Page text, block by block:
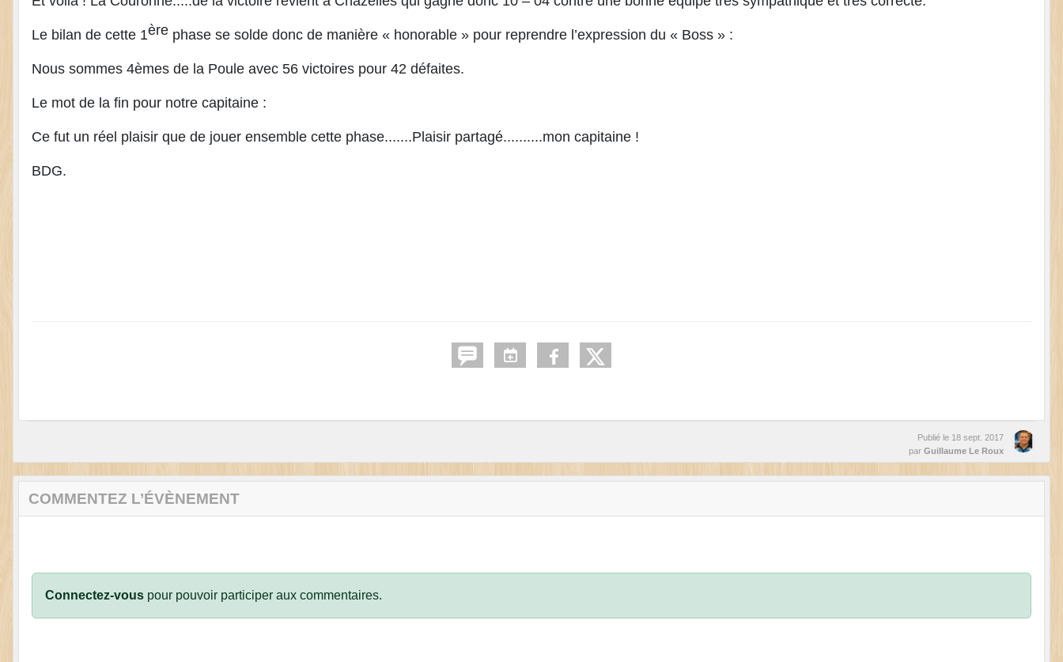
Le bilan de cette 1ère phase se solde donc de manière « honorable » pour reprendre l’expression du « Boss » :
Nous sommes 4èmes de la Poule avec 56 victoires pour 42 défaites.
Le mot de la fin pour notre capitaine :
Ce fut un réel plaisir que de jouer ensemble cette phase.......Plaisir partagé..........mon capitaine !
BDG.
Publié le 18 sept. 2017
par Guillaume Le Roux
COMMENTEZ L’ÉVÈNEMENT
Connectez-vous pour pouvoir participer aux commentaires.